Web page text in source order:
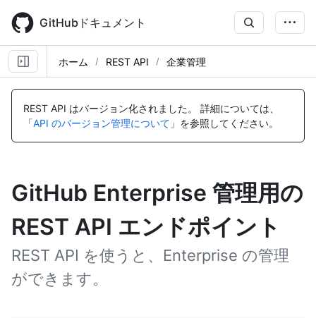
main
content
GitHubドキュメント
ホーム REST API 企業管理
REST API はバージョン化されました。
詳細については、
「API のバージョン管理について 」を参照してください。
GitHub Enterprise 管理用の
REST API エンドポイント
REST API を使うと、Enterprise の管理
ができます。